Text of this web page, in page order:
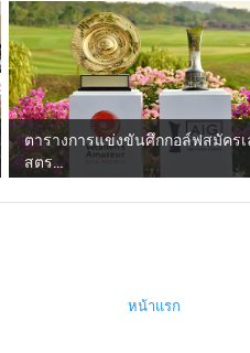
ตารางการแข่งขันศึกกอล์ฟสมัคร
สตร...
หน้าแรก